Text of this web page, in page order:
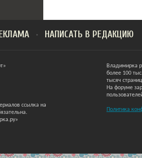
НАПИСАТЬ В РЕДАКЦИЮ
ссылка на
Владимирка
более 100
тысяч
На форуме
Политика